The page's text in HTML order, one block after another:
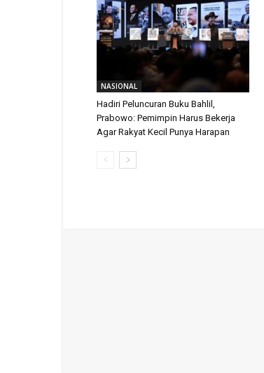
NASIONAL
Hadiri Peluncuran Buku Bahlil,
Prabowo: Pemimpin Harus Bekerja
Agar Rakyat Kecil Punya Harapan